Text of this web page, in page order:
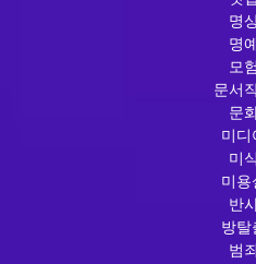
명
명예
모험
문서
문
미디
미식
미용
반
방탈
범죄